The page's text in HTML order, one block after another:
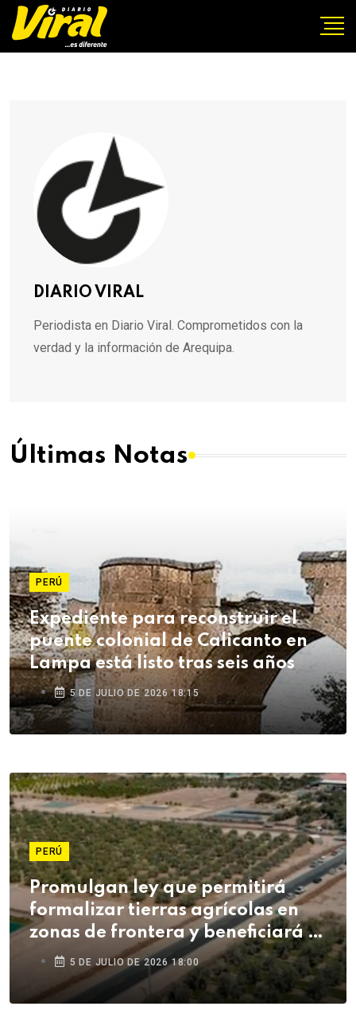
DIARIO VIRAL
Periodista en Diario Viral. Comprometidos con la
verdad y la información de Arequipa.
Últimas Notas
PERÚ
Expediente para reconstruir el
puente colonial de Calicanto en
Lampa está listo tras seis años
5 DE JULIO DE 2026 18:15
PERÚ
Promulgan ley que permitirá
formalizar tierras agrícolas en
zonas de frontera y beneficiará a
agricultores de Tacna
5 DE JULIO DE 2026 18:00